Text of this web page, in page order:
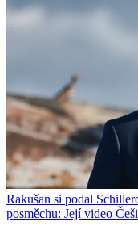
Rakušan si podal
posměchu: Její video